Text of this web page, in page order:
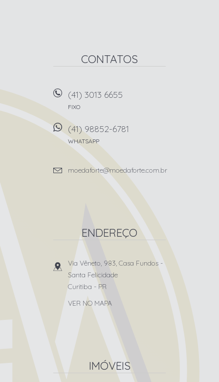
CONTATOS
(41) 3013 6655
FIXO
(41) 98852-6781
WHATSAPP
moedaforte@moedaforte.com.br
ENDEREÇO
Via Vêneto, 983, Casa Fundos -
Santa Felicidade
Curitiba - PR
VER NO MAPA
IMÓVEIS